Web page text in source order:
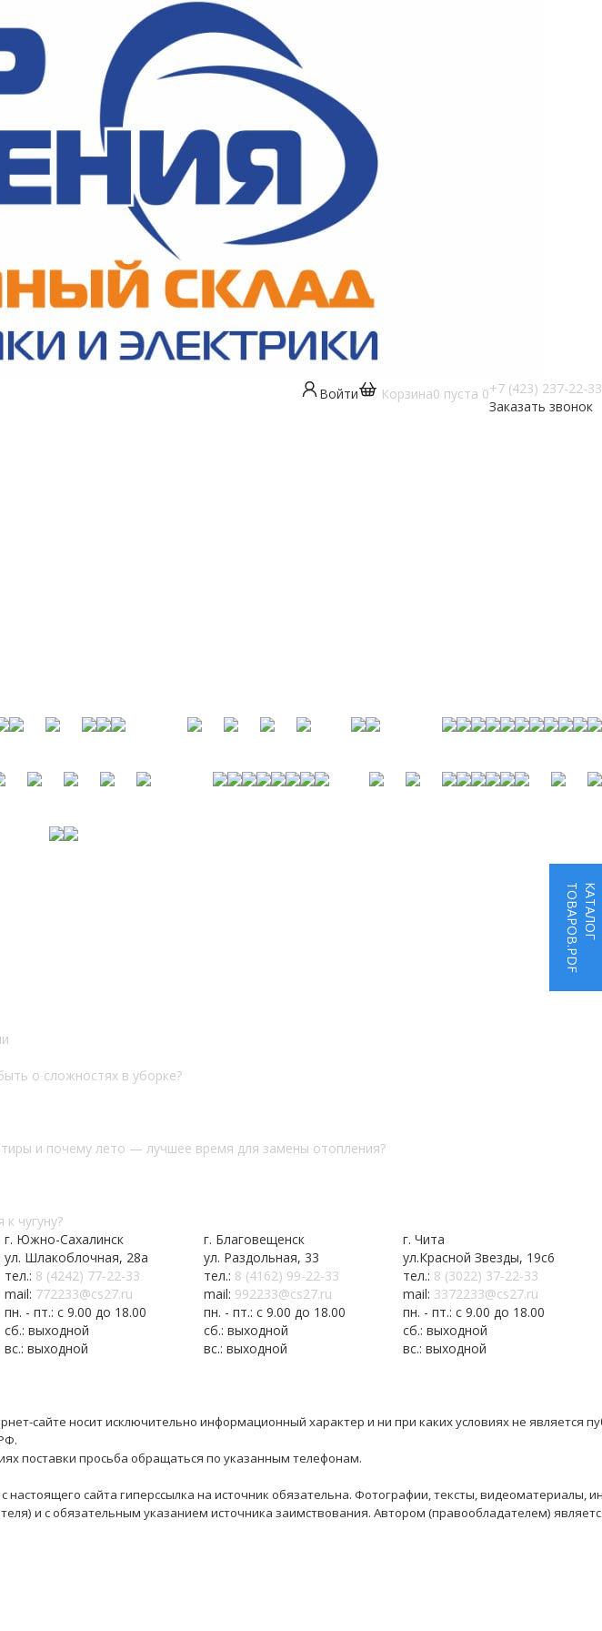
+7 (423) 237-22-33
Заказать звонок
Корзина0 пуста 0
Войти
о сложностях в уборке?
и почему лето — лучшее время для замены отопления?
чугуну?
г. Южно-Сахалинск
ул. Шлакоблочная, 28а
тел.: 8 (4242) 77-22-33
mail: 772233@cs27.ru
пн. - пт.: с 9.00 до 18.00
сб.: выходной
вс.: выходной
г. Благовещенск
ул. Раздольная, 33
тел.: 8 (4162) 99-22-33
mail: 992233@cs27.ru
пн. - пт.: с 9.00 до 18.00
сб.: выходной
вс.: выходной
г. Чита
ул.Красной Звезды, 19с6
тел.: 8 (3022) 37-22-33
mail: 3372233@cs27.ru
пн. - пт.: с 9.00 до 18.00
сб.: выходной
вс.: выходной
сайте носит исключительно информационный характер и ни при каких условиях не является
поставки просьба обращаться по указанным телефонам.
сайта гиперссылка на источник обязательна. Фотографии, тексты, видеоматериалы,
и с обязательным указанием источника заимствования. Автором (правообладателем)
КАТАЛОГ
ТОВАРОВ.PDF